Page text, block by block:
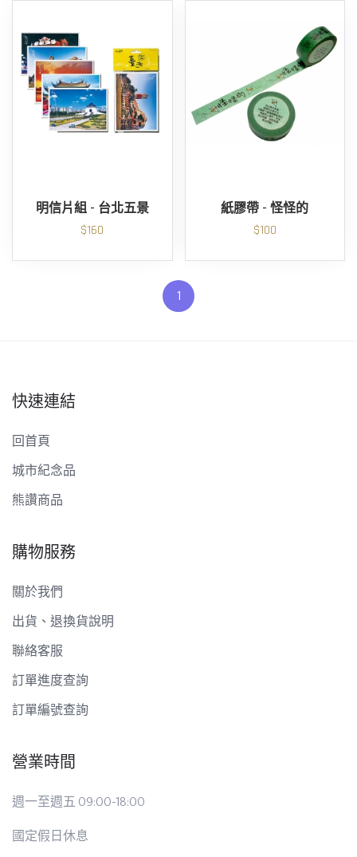
明信片組 - 台北五景
$160
紙膠帶 - 怪怪的
$100
1
快速連結
回首頁
城市紀念品
熊讚商品
購物服務
關於我們
出貨、退換貨說明
聯絡客服
訂單進度查詢
訂單編號查詢
營業時間
週一至週五 09:00-18:00
國定假日休息